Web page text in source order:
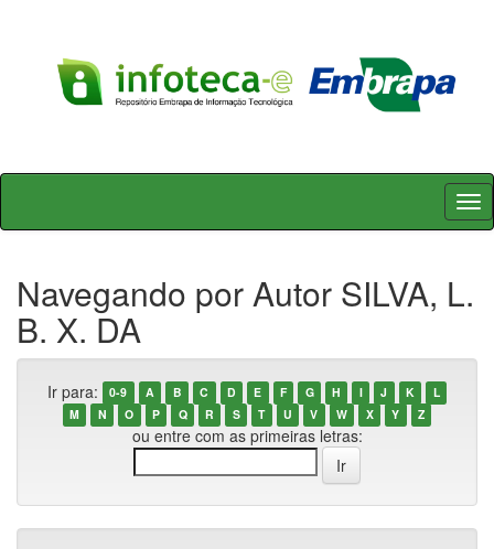
Skip
Navegando por Autor SILVA, L.
B. X. DA
Ir para: 0-9 A B C D E F G H I J K
L
M
N O P Q R S T U V W X Y Z
ou entre com as primeiras letras: